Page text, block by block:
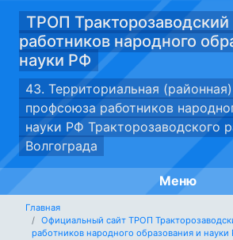
ТРОП
работников народного
науки РФ
43. Территориальная
профсоюза работников
науки РФ Тракторозаводского
Волгограда
Меню
Главная
Официальный сайт ТРОП
работников народного образования и науки